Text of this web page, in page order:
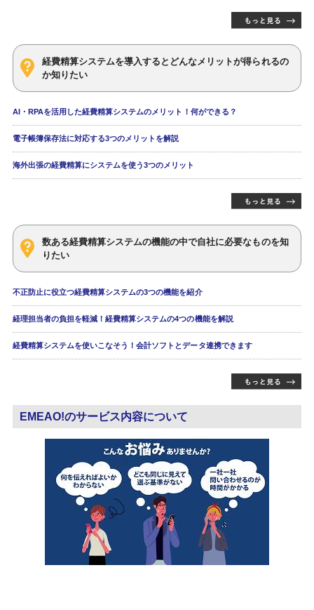
経費精算システムを導入するとどんなメリットが得られるの
か知りたい
AI・RPAを活用した経費精算システムのメリット！何ができる？
電子帳簿保存法に対応する3つのメリットを解説
海外出張の経費精算にシステムを使う3つのメリット
数ある経費精算システムの機能の中で自社に必要なものを知
りたい
不正防止に役立つ経費精算システムの3つの機能を紹介
経理担当者の負担を軽減！経費精算システムの4つの機能を解説
経費精算システムを使いこなそう！会計ソフトとデータ連携できます
EMEAO!のサービス内容について